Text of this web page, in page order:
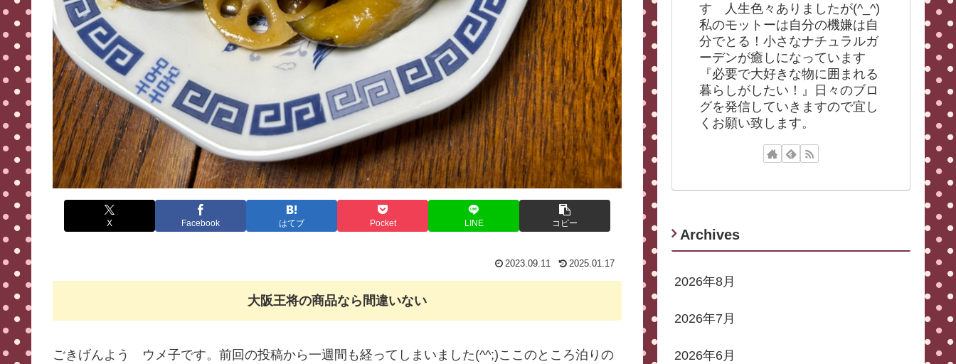
X Facebook はてブ Pocket LINE コピー
2023.09.11 2025.01.17
大阪王将の商品なら間違いない
ごきげんよう ウメ子です。前回の投稿から一週間も経ってしまいました(^^;)ここのところ泊りの
す 人生色々ありましたが(^_^)
私のモットーは自分の機嫌は自
分でとる！小さなナチュラルガ
ーデンが癒しになっています
『必要で大好きな物に囲まれる
暮らしがしたい！』日々のブロ
グを発信していきますので宜し
くお願い致します。
Archives
2026年8月
2026年7月
2026年6月